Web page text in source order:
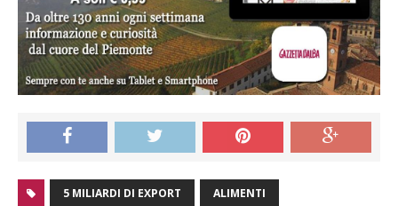
5 MILIARDI DI EXPORT ALIMENTI